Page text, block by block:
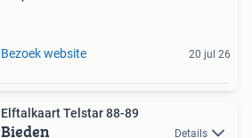
Bezoek website 20 jul 26
Elftalkaart Telstar 88-89
Bieden Details